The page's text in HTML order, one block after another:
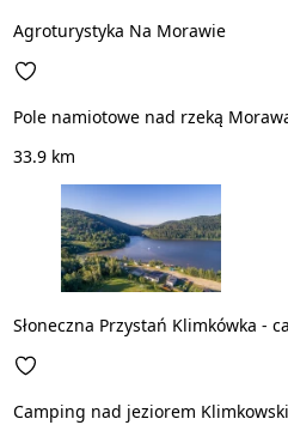
Agroturystyka Na Morawie
Pole namiotowe nad rzeką
33.9 km
Słoneczna Przystań Klimkówka -
Camping nad jeziorem